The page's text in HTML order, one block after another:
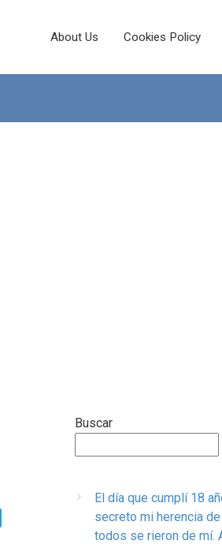
About Us Cookies Policy
Buscar
El día que cumplí 18
secreto mi herencia
todos se rieron de mí.